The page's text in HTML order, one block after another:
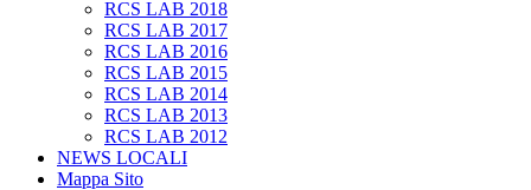
RCS LAB 2018
RCS LAB 2017
RCS LAB 2016
RCS LAB 2015
RCS LAB 2014
RCS LAB 2013
RCS LAB 2012
NEWS LOCALI
Mappa Sito